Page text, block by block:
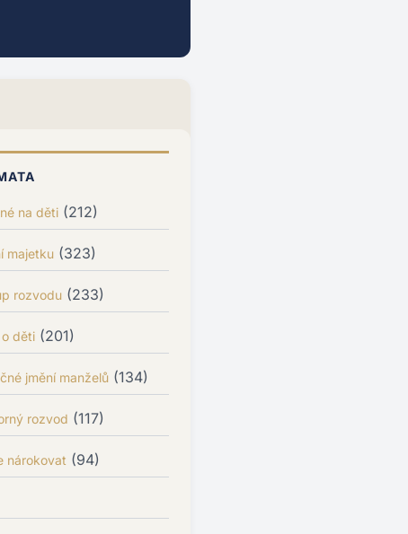
na děti (212)
majetku (323)
rozvodu (233)
děti (201)
jmění manželů (134)
rozvod (117)
nárokovat (94)